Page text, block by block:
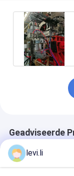
Geadviseerde
levi.li